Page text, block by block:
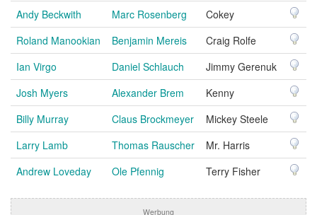
Andy Beckwith
Marc Rosenberg
Cokey
Roland Manookian
Benjamin Mereis
Craig Rolfe
Ian Virgo
Daniel Schlauch
Jimmy Gerenuk
Josh Myers
Alexander Brem
Kenny
Billy Murray
Claus Brockmeyer
Mickey Steele
Larry Lamb
Thomas Rauscher
Mr. Harris
Andrew Loveday
Ole Pfennig Terry Fisher
Werbung